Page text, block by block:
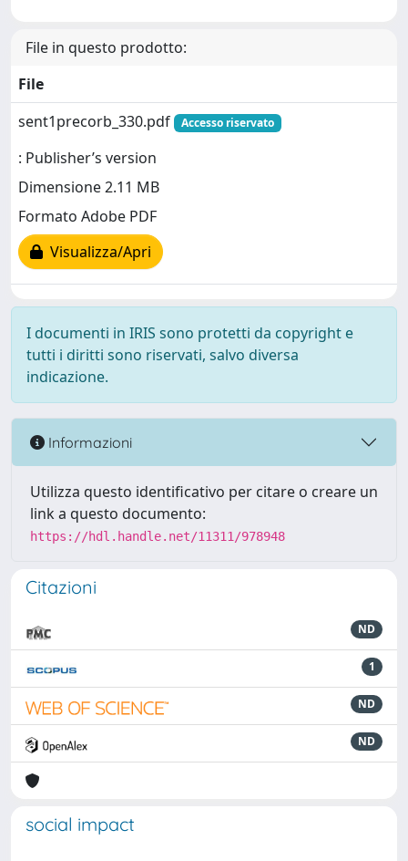
File in questo prodotto:
File
sent1precorb_330.pdf
Accesso riservato
: Publisher’s version
Dimensione 2.11 MB
Formato Adobe PDF
Visualizza/Apri
I documenti in IRIS sono protetti da copyright e
tutti i diritti sono riservati, salvo diversa
indicazione.
Informazioni
Utilizza questo identificativo per citare o creare un
link a questo documento:
https://hdl.handle.net/11311/978948
Citazioni
ND
1
ND
ND
social impact